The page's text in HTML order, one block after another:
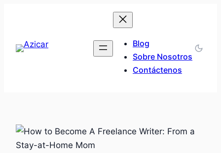
Blog
Sobre Nosotros
Contáctenos